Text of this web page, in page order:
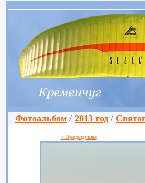
Фотоальбом / 2013 год /
< Предыдущая